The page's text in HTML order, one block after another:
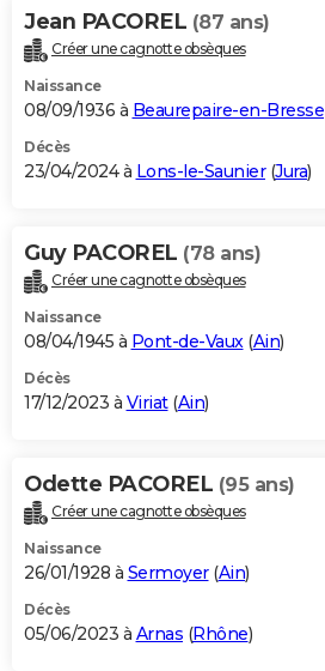
Jean PACOREL (87 ans)
Créer une cagnotte obsèques
Naissance
08/09/1936 à Beaurepaire-en-Bresse
Décès
23/04/2024 à Lons-le-Saunier(Jura)
Guy PACOREL (78 ans)
Créer une cagnotte obsèques
Naissance
08/04/1945 à Pont-de-Vaux(Ain)
Décès
17/12/2023 à Viriat(Ain)
Odette PACOREL (95 ans)
Créer une cagnotte obsèques
Naissance
26/01/1928 à Sermoyer(Ain)
Décès
05/06/2023 à Arnas (Rhône)